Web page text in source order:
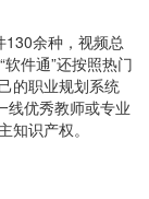
130余种，视频总
件通”还按照热门
的职业规划系统
线优秀教师或专业
识产权。